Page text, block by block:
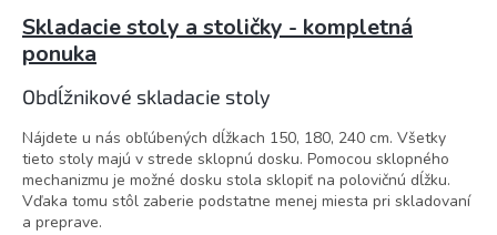
Skladacie stoly a stoličky - kompletná
ponuka
Obdĺžnikové skladacie stoly
Nájdete u nás obľúbených dĺžkach 150, 180, 240 cm. Všetky
tieto stoly majú v strede sklopnú dosku. Pomocou sklopného
mechanizmu je možné dosku stola sklopiť na polovičnú dĺžku.
Vďaka tomu stôl zaberie podstatne menej miesta pri skladovaní
a preprave.